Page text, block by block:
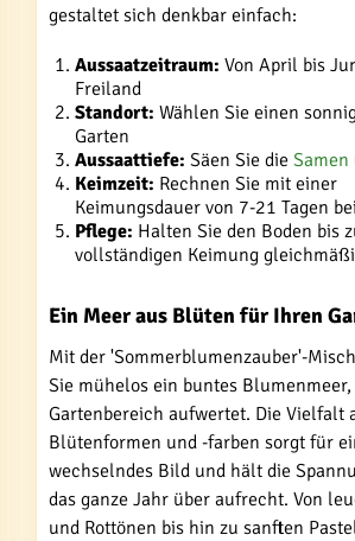
gestaltet sich denkbar einfach:
Aussaatzeitraum: Von April bis
Freiland
Standort: Wählen Sie einen
Garten
Aussaattiefe: Säen Sie die Samen
Keimzeit: Rechnen Sie mit einer
Keimungsdauer von 7-21 Tagen
Pflege: Halten Sie den Boden bis
vollständigen Keimung
Ein Meer aus Blüten für Ihren
Mit der 'Sommerblumenzauber'-
Sie mühelos ein buntes Blumenmeer,
Gartenbereich aufwertet. Die Vielfalt
Blütenformen und -farben sorgt für
wechselndes Bild und hält die
das ganze Jahr über aufrecht. Von
und Rottönen bis hin zu sanften